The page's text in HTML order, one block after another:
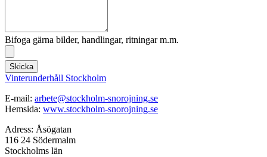
Bifoga gärna bilder, handlingar, ritningar m.m.
Skicka
Vinterunderhåll Stockholm
E-mail: arbete@stockholm-snorojning.se
Hemsida: www.stockholm-snorojning.se
Adress: Åsögatan
116 24 Södermalm
Stockholms län